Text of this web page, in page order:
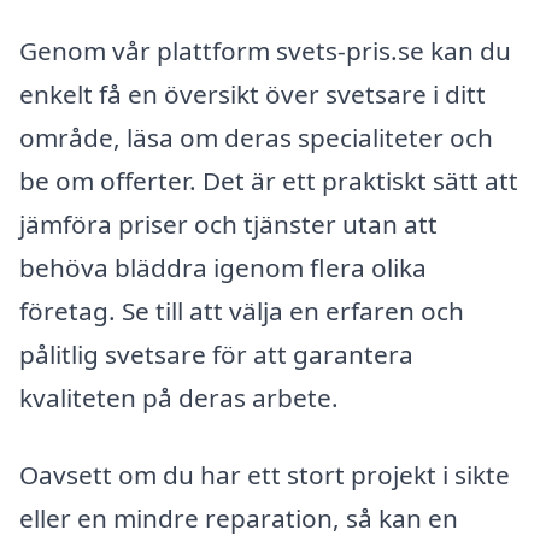
Genom vår plattform svets-pris.se kan du
enkelt få en översikt över svetsare i ditt
område, läsa om deras specialiteter och
be om offerter. Det är ett praktiskt sätt att
jämföra priser och tjänster utan att
behöva bläddra igenom flera olika
företag. Se till att välja en erfaren och
pålitlig svetsare för att garantera
kvaliteten på deras arbete.
Oavsett om du har ett stort projekt i sikte
eller en mindre reparation, så kan en